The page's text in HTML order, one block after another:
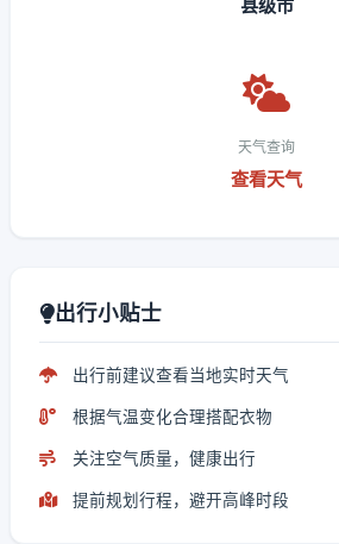
县级市
天气查询
查看天气
出行小贴士
出行前建议查看当地实时天气
根据气温变化合理搭配衣物
关注空气质量，健康出行
提前规划行程，避开高峰时段